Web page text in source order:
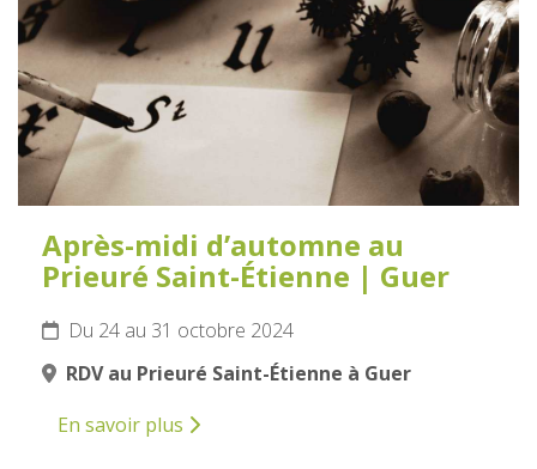
Après-midi d’automne au
Prieuré Saint-Étienne | Guer
Du 24 au 31 octobre 2024
RDV au Prieuré Saint-Étienne à Guer
En savoir plus